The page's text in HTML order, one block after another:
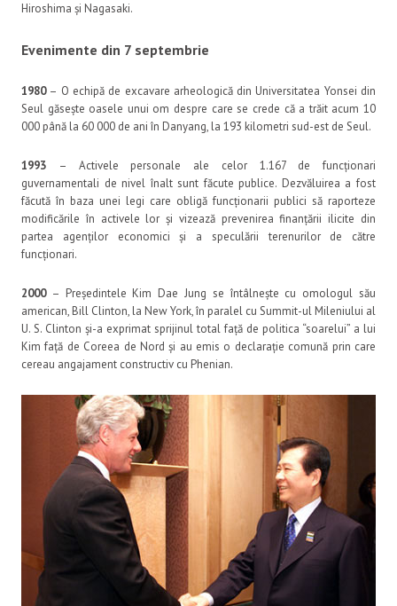
Hiroshima și Nagasaki.
Evenimente din 7 septembrie
1980– O echipă de excavare arheologică din Universitatea Yonsei din
Seul găsește oasele unui om despre care se crede că a trăit acum 10
000 până la 60 000 de ani în Danyang, la 193 kilometri sud-est de Seul.
1993
– Activele personale ale celor 1.167 de funcționari
guvernamentali de nivel înalt sunt făcute publice. Dezvăluirea a fost
făcută în baza unei legi care obligă funcționarii publici să raporteze
modificările în activele lor și vizează prevenirea finanțării ilicite din
partea agenților economici și a speculării terenurilor de către
funcționari.
2000– Președintele Kim Dae Jung se întâlnește cu omologul său
american, Bill Clinton, la New York, în paralel cu Summit-ul Mileniului al
U. S. Clinton și-a exprimat sprijinul total față de politica “soarelui” a lui
Kim față de Coreea de Nord și au emis o declarație comună prin care
cereau angajament constructiv cu Phenian.